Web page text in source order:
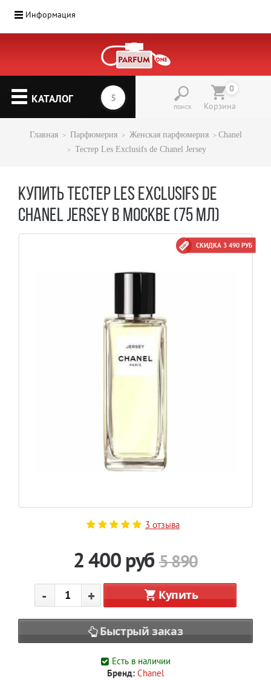
Информация
КАТАЛОГ
поиск
0
Корзина
Главная Парфюмерия Женская парфюмерия
Chanel
Тестер Les Exclusifs de Chanel Jersey
КУПИТЬ ТЕСТЕР LES EXCLUSIFS DE
CHANEL JERSEY В МОСКВЕ (75 МЛ)
СКИДКА 3 490 РУБ
3 отзыва
2 400 руб 5 890
- + Купить
Быстрый заказ
Есть в наличии
Бренд: Chanel